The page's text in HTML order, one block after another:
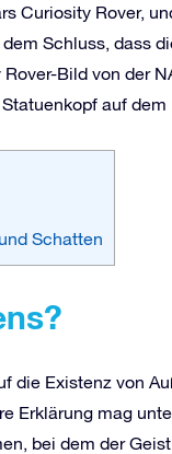
Curiosity Rover,
Schluss, dass
Bild von der
auf
Schatten
die Existenz von
Erklärung mag
bei dem der